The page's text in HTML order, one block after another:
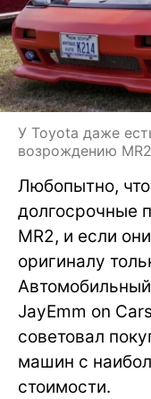
У Toyota даже
возрождению
Любопытно,
долгосрочные
MR2, и если
оригиналу
JayEmm on
советовал
машин с
стоимости.